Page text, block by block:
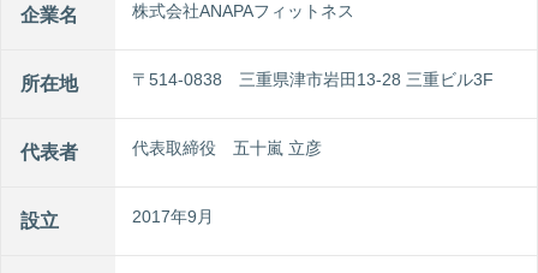
企業名 株式会社ANAPAフィットネス
所在地 〒514-0838 三重県津市岩田13-28 三重ビル3F
代表者 代表取締役 五十嵐 立彦
設立 2017年9月